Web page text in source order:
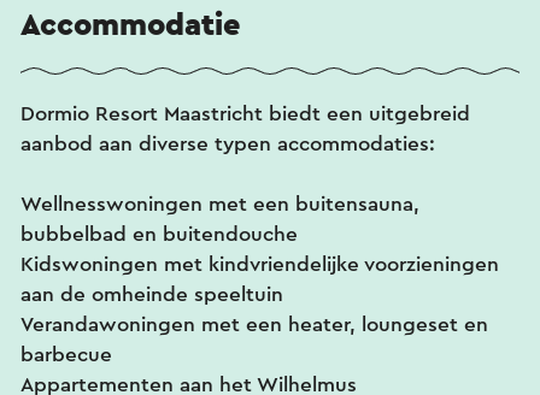
Accommodatie
Dormio Resort Maastricht biedt een uitgebreid
aanbod aan diverse typen accommodaties:
Wellnesswoningen met een buitensauna,
bubbelbad en buitendouche
Kidswoningen met kindvriendelijke voorzieningen
aan de omheinde speeltuin
Verandawoningen met een heater, loungeset en
barbecue
Appartementen aan het Wilhelmus